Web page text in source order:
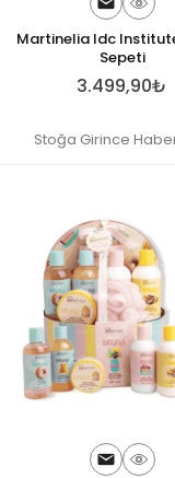
Martinelia Idc
Sepeti
3.499,90₺
Stoğa Girince